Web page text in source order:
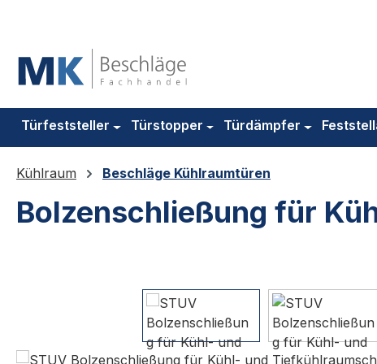
Türfeststeller Türstopper Türdämpfer
Kühlraum Beschläge Kühlraumtüren
Bolzenschließung für